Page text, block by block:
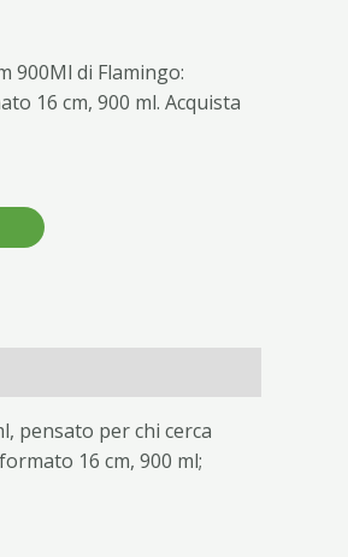
900Ml di Flamingo:
16 cm, 900 ml. Acquista
pensato per chi cerca
16 cm, 900 ml;